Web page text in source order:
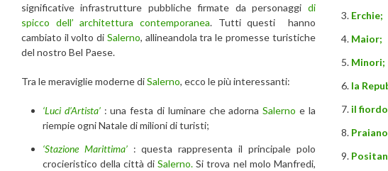
significative infrastrutture pubbliche firmate da personaggi di
spicco dell’ architettura contemporanea. Tutti questi hanno
cambiato il volto di Salerno, allineandola tra le promesse turistiche
del nostro Bel Paese.
Tra le meraviglie moderne diSalerno, ecco le più interessanti:
‘Luci d’Artista’: una festa di luminare che adornaSalerno e la
riempie ogni Natale di milioni di turisti;
‘Stazione Marittima’ : questa rappresenta il principale polo
crocieristico della città diSalerno.Si trova nel molo Manfredi,
Erchie;
Maior;
Minori;
la
il